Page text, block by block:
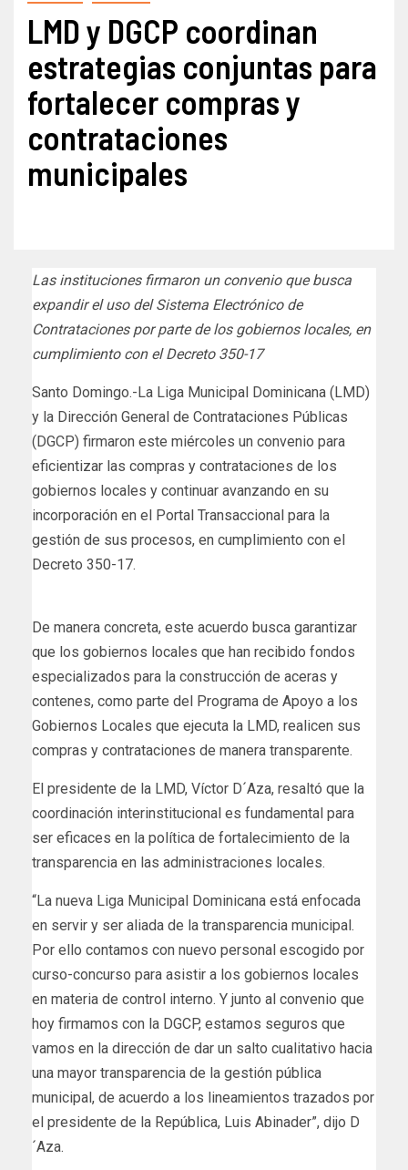
LMD y DGCP coordinan
estrategias conjuntas para
fortalecer compras y
contrataciones
municipales
Las instituciones firmaron un convenio que busca
expandir el uso del Sistema Electrónico de
Contrataciones por parte de los gobiernos locales, en
cumplimiento con el Decreto 350-17
Santo Domingo.-La Liga Municipal Dominicana (LMD)
y la Dirección General de Contrataciones Públicas
(DGCP) firmaron este miércoles un convenio para
eficientizar las compras y contrataciones de los
gobiernos locales y continuar avanzando en su
incorporación en el Portal Transaccional para la
gestión de sus procesos, en cumplimiento con el
Decreto 350-17.
De manera concreta, este acuerdo busca garantizar
que los gobiernos locales que han recibido fondos
especializados para la construcción de aceras y
contenes, como parte del Programa de Apoyo a los
Gobiernos Locales que ejecuta la LMD, realicen sus
compras y contrataciones de manera transparente.
El presidente de la LMD, Víctor D´Aza, resaltó que la
coordinación interinstitucional es fundamental para
ser eficaces en la política de fortalecimiento de la
transparencia en las administraciones locales.
“La nueva Liga Municipal Dominicana está enfocada
en servir y ser aliada de la transparencia municipal.
Por ello contamos con nuevo personal escogido por
curso-concurso para asistir a los gobiernos locales
en materia de control interno. Y junto al convenio que
hoy firmamos con la DGCP, estamos seguros que
vamos en la dirección de dar un salto cualitativo hacia
una mayor transparencia de la gestión pública
municipal, de acuerdo a los lineamientos trazados por
el presidente de la República, Luis Abinader”, dijo D
´Aza.